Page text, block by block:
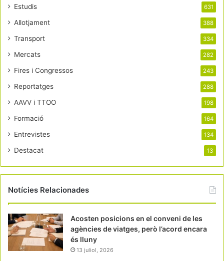
Estudis 631
Allotjament 388
Transport 334
Mercats 282
Fires i Congressos 243
Reportatges 288
AAVV i TTOO 198
Formació 164
Entrevistes 134
Destacat 13
Notícies Relacionades
Acosten posicions en el conveni de les
agències de viatges, però l’acord encara
és lluny
13 juliol, 2026